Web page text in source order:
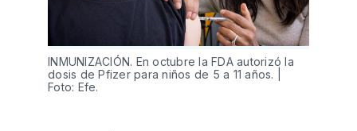
INMUNIZACIÓN. En octubre la FDA autorizó la
dosis de Pfizer para niños de 5 a 11 años. |
Foto: Efe.